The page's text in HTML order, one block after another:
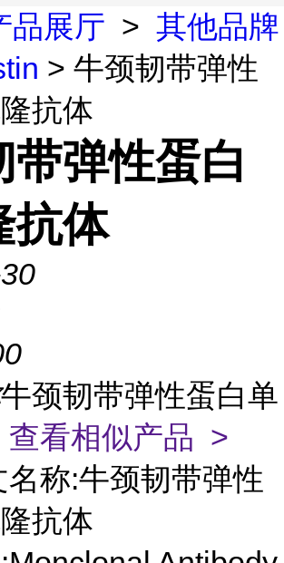
品展厅 > 其他品牌
> 牛颈韧带弹性
抗体
带弹性蛋白
抗体
牛颈韧带弹性蛋白单
查看相似产品 >
名称:牛颈韧带弹性
抗体